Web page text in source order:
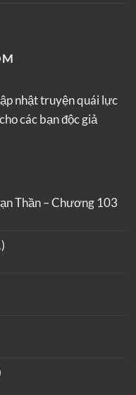
nhật truyện quái lực
các bạn độc giả
Thần – Chương 103